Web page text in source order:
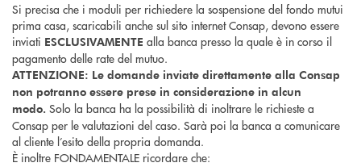
Si precisa che i moduli per richiedere la sospensione del fondo mutui
prima casa, scaricabili anche sul sito internet Consap, devono essere
inviati ESCLUSIVAMENTE alla banca presso la quale è in corso il
pagamento delle rate del mutuo.
ATTENZIONE: Le domande inviate direttamente alla Consap
non potranno essere prese in considerazione in alcun
modo. Solo la banca ha la possibilità di inoltrare le richieste a
Consap per le valutazioni del caso. Sarà poi la banca a comunicare
al cliente l’esito della propria domanda.
È inoltre FONDAMENTALE ricordare che: